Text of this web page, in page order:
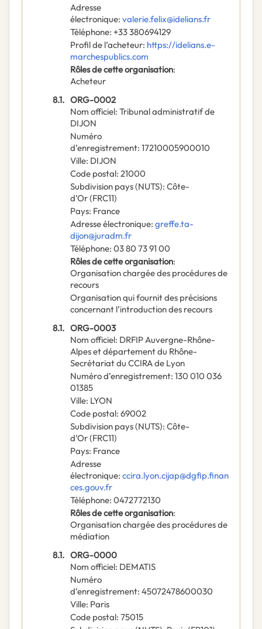
Adresse
électronique: valerie.felix@idelians.fr
Téléphone: +33 380694129
Profil de l’acheteur: https://idelians.e-
marchespublics.com
Rôles de cette organisation:
Acheteur
8.1. ORG-0002
Nom officiel: Tribunal administratif de
DIJON
Numéro
d’enregistrement: 17210005900010
Ville: DIJON
Code postal: 21000
Subdivision pays (NUTS): Côte-
d’Or(FRC11)
Pays: France
Adresse électronique: greffe.ta-
dijon@juradm.fr
Téléphone: 03 80 73 91 00
Rôles de cette organisation:
Organisation chargée des procédures de
recours
Organisation qui fournit des précisions
concernant l’introduction des recours
8.1. ORG-0003
Nom officiel: DRFIP Auvergne-Rhône-
Alpes et département du Rhône-
Secrétariat du CCIRA de Lyon
Numéro d’enregistrement: 130 010 036
01385
Ville: LYON
Code postal: 69002
Subdivision pays (NUTS): Côte-
d’Or(FRC11)
Pays: France
Adresse
électronique: ccira.lyon.cijap@dgfip.finan
ces.gouv.fr
Téléphone: 0472772130
Rôles de cette organisation:
Organisation chargée des procédures de
médiation
8.1. ORG-0000
Nom officiel: DEMATIS
Numéro
d’enregistrement: 45072478600030
Ville: Paris
Code postal: 75015